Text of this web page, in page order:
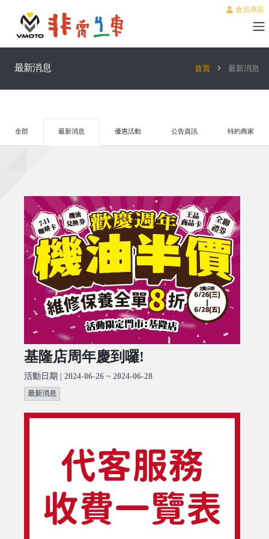
會員專區
最新消息 首頁 最新消息
全部 最新消息 優惠活動 公告資訊 特約商家
基隆店周年慶到囉!
活動日期 | 2024-06-26 ~ 2024-06-28
最新消息